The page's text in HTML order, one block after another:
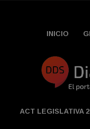
INICIO
ACT LEGISLATIVA